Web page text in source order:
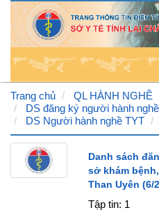
Chủ
Nhật
, 9 /
Trang chủ
QL HÀNH NGHỀ
DS đăng ký người hành
DS Người hành nghề TYT
Danh sách
sở khám
Than Uyên (6/
Tập tin: 1